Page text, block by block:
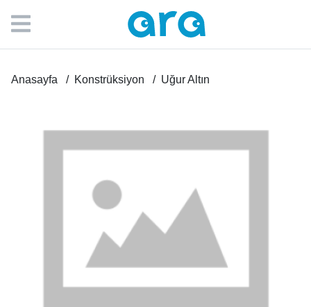
Anasayfa Konstrüksiyon Uğur Altın